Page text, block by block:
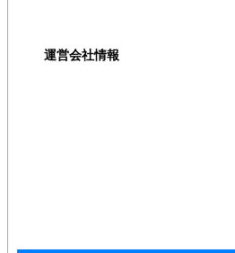
運営会社情報